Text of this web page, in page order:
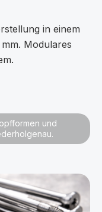
in einem
Modulares
und